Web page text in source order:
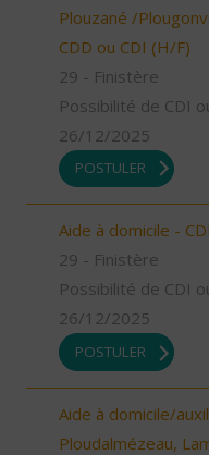
Plouzané /
CDD ou CDI (H/F)
29 - Finistère
Possibilité de CDI
26/12/2025
POSTULER
Aide à domicile -
29 - Finistère
Possibilité de CDI
26/12/2025
POSTULER
Aide à domicile/
Ploudalmézeau,